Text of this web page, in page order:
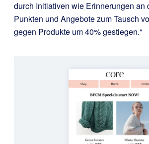
durch Initiativen wie Erinnerungen an
Punkten und Angebote zum Tausch
gegen Produkte um 40% gestiegen.“